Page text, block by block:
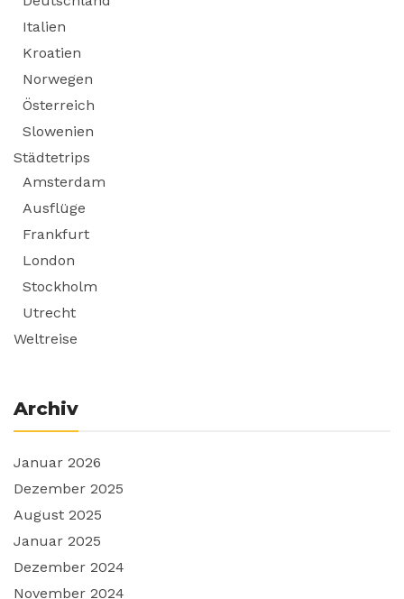
Italien
Kroatien
Norwegen
Österreich
Slowenien
Städtetrips
Amsterdam
Ausflüge
Frankfurt
London
Stockholm
Utrecht
Weltreise
Archiv
Januar 2026
Dezember 2025
August 2025
Januar 2025
Dezember 2024
November 2024